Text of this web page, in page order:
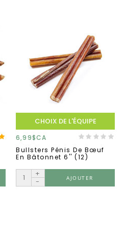
CHOIX DE L'ÉQUIPE
6,99$CA
Bullsters Pénis De Bœuf
En Bâtonnet 6'' (12)
+
-
AJOUTER